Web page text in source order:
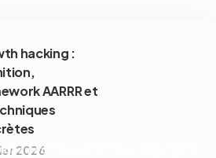
hacking :
AARRR et
2026
pour améliorer votre expérience